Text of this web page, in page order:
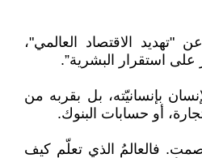
"تهديد الاقتصاد العالمي"،
استقرار البشرية”.
بإنسانيّته، بل بقربه من
أو حسابات البنوك.
فالعالمُ الذي تعلّم كيف